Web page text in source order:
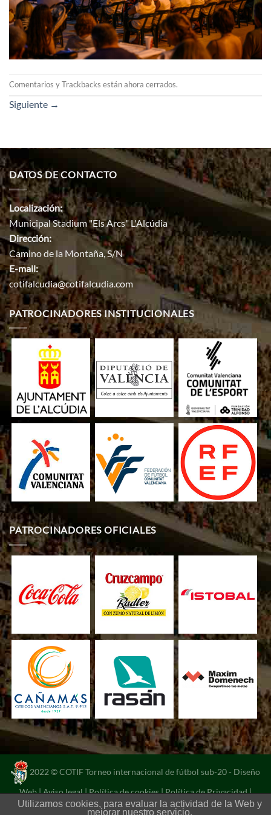
Comentarios y Trackbacks están ahora cerrados.
Siguiente →
DATOS DE CONTACTO
Localización:
Municipal Stadium "Els Arcs" L'Alcúdia
Dirección:
Camino de la Montaña, S/N
E-mail:
cotifalcudia@cotifalcudia.com
PATROCINADORES INSTITUCIONALES
PATROCINADORES OFICIALES
2022 © COTIF Torneo internacional de fútbol sub-20 - Diseño
Web|Aviso legal|Política de cookies|Política de Privacidad|
Portal de transparencia
Utilizamos cookies, para evaluar la actividad de la Web y
mejorar nuestro servicio.